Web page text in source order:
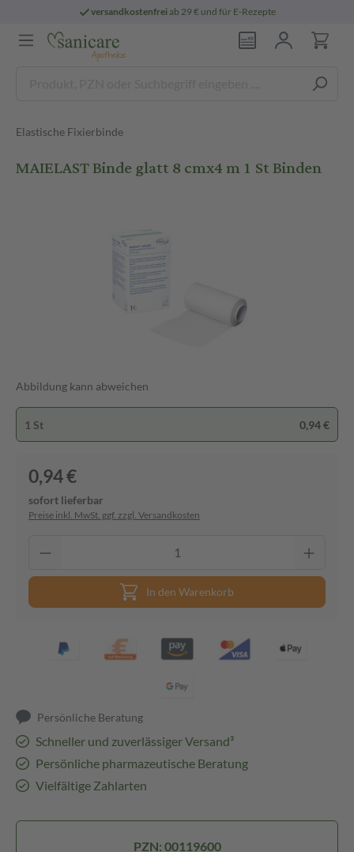
versandkostenfreiab 29 € und für E-Rezepte
Elastische Fixierbinde
MAIELAST Binde glatt 8 cmx4 m 1 St Binden
Abbildung kann abweichen
1 St 0,94 €
0,94 €
sofort lieferbar
Preise inkl. MwSt. ggf. zzgl. Versandkosten
In den Warenkorb
Persönliche Beratung
Schneller und zuverlässiger Versand³
Persönliche pharmazeutische Beratung
Vielfältige Zahlarten
PZN: 00119600